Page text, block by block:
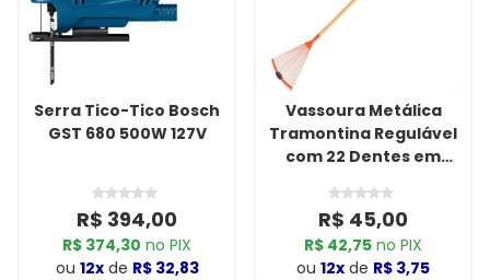
Serra Tico-Tico Bosch
GST 680 500W 127V
R$ 394,00
R$ 374,30 no PIX
ou 12xde R$ 32,83
Vassoura Metálica
Tramontina Regulável
com 22 Dentes em
Madeira 120cm
R$ 45,00
R$ 42,75 no PIX
ou 12x de R$ 3,75